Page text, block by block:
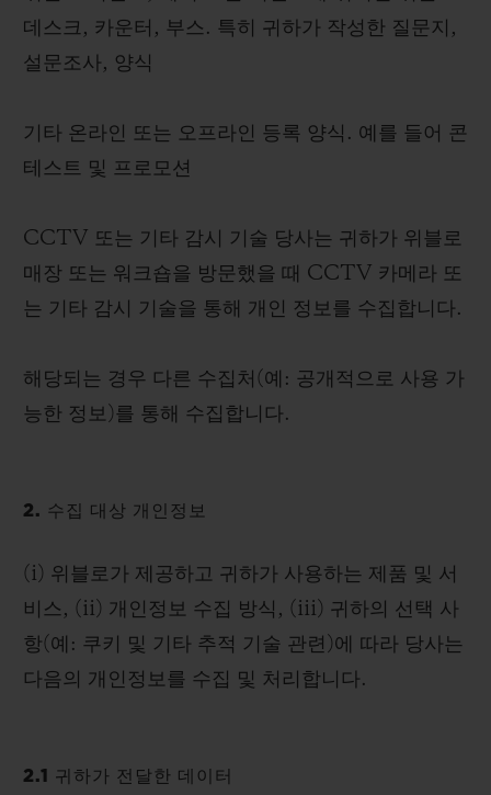
데스크, 카운터, 부스. 특히 귀하가 작성한 질문지,
설문조사, 양식
기타 온라인 또는 오프라인 등록 양식. 예를 들어 콘
테스트 및 프로모션
CCTV 또는 기타 감시 기술 당사는 귀하가 위블로
매장 또는 워크숍을 방문했을 때 CCTV 카메라 또
는 기타 감시 기술을 통해 개인 정보를 수집합니다.
해당되는 경우 다른 수집처(예: 공개적으로 사용 가
능한 정보)를 통해 수집합니다.
2. 수집 대상 개인정보
(i) 위블로가 제공하고 귀하가 사용하는 제품 및 서
비스, (ii) 개인정보 수집 방식, (iii) 귀하의 선택 사
항(예: 쿠키 및 기타 추적 기술 관련)에 따라 당사는
다음의 개인정보를 수집 및 처리합니다.
2.1 귀하가 전달한 데이터